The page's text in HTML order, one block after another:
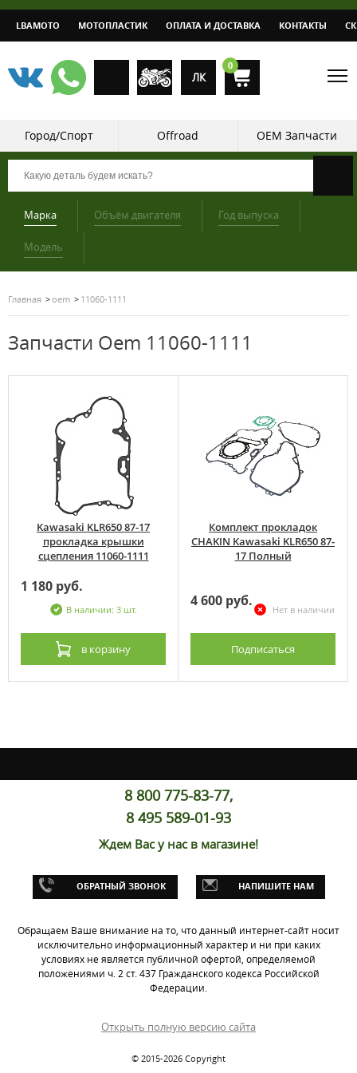
LBAMOTO МОТОПЛАСТИК ОПЛАТА И ДОСТАВКА КОНТАКТЫ
ЛК
0
Город/Спорт Offroad OEM Запчасти
Марка Объём двигателя Год выпуска
Модель
Главная oem 11060-1111
Запчасти Oem 11060-1111
Kawasaki KLR650 87-17
прокладка крышки
сцепления 11060-1111
1 180 руб.
В наличии: 3 шт.
в корзину
Комплект прокладок
CHAKIN Kawasaki KLR650 87-
17 Полный
4 600 руб.
Нет в наличии
Подписаться
8 800 775-83-77,
8 495 589-01-93
Ждем Вас у нас в магазине!
ОБРАТНЫЙ ЗВОНОК НАПИШИТЕ НАМ
Обращаем Ваше внимание на то, что данный интернет-сайт носит
исключительно информационный характер и ни при каких
условиях не является публичной офертой, определяемой
положениями ч. 2 ст. 437 Гражданского кодекса Российской
Федерации.
Открыть полную версию сайта
© 2015-2026 Copyright